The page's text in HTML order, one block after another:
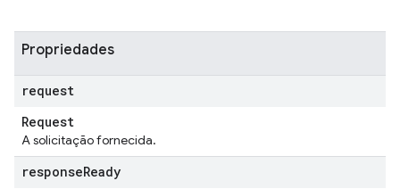
Propriedades
request
Request
A solicitação fornecida.
responseReady